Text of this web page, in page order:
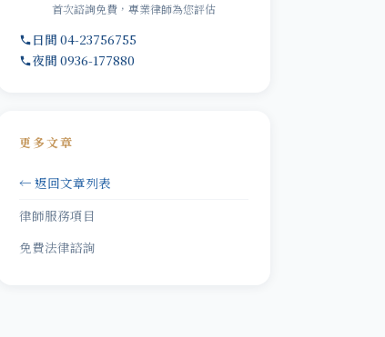
首次諮詢免費，專業律師為您評估
日間 04-23756755
夜間 0936-177880
更多文章
← 返回文章列表
律師服務項目
免費法律諮詢